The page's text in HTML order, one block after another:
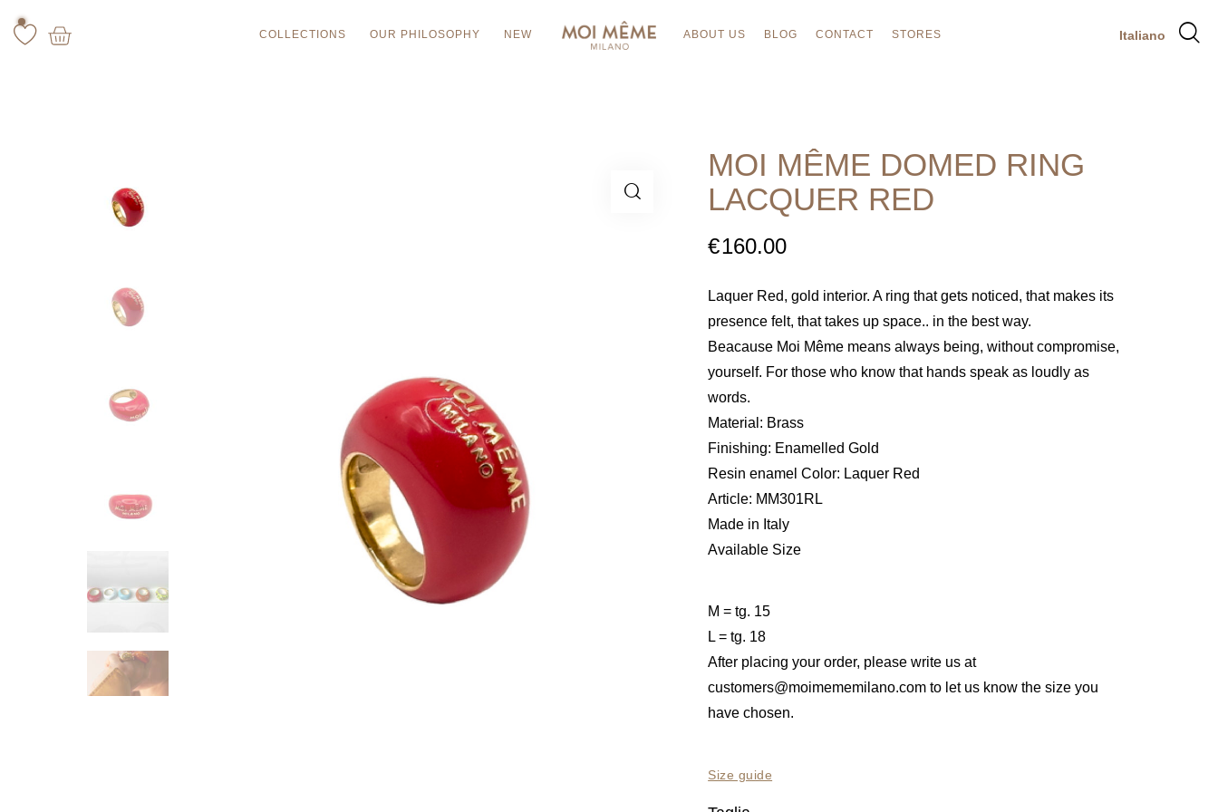
COLLECTIONS OUR PHILOSOPHY NEW ABOUT US BLOG CONTACT STORES Italiano
MOI MÊME DOMED RING
LACQUER RED
€160.00
Laquer Red, gold interior. A ring that gets noticed, that makes its
presence felt, that takes up space.. in the best way.
Beacause Moi Même means always being, without compromise,
yourself. For those who know that hands speak as loudly as
words.
Material: Brass
Finishing: Enamelled Gold
Resin enamel Color: Laquer Red
Article: MM301RL
Made in Italy
Available Size
M = tg. 15
L = tg. 18
After placing your order, please write us at
customers@moimememilano.com to let us know the size you
have chosen.
Size guide